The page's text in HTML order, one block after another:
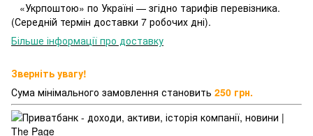
«Укрпоштою» по Україні — згідно тарифів перевізника.
(Середній термін доставки 7 робочих дні).
Більше інформації про доставку
Зверніть увагу!
Сума мінімального замовлення становить 250 грн.